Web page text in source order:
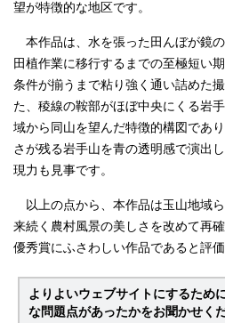
望が特徴的な地区です。
本作品は、水を張った田んぼが鏡
田植作業に移行するまでの至極短い
条件が揃うまで粘り強く通い詰めた
た、稜線の鞍部がほぼ中央にくる岩
域から同山を望んだ特徴的構図であ
さが残る岩手山を青の透明感で演出
現力も見事です。
以上の点から、本作品は玉山地域
来続く農村風景の美しさを改めて再
優秀賞にふさわしい作品であると評価
よりよいウェブサイトにするため
な問題点があったかをお聞かせく